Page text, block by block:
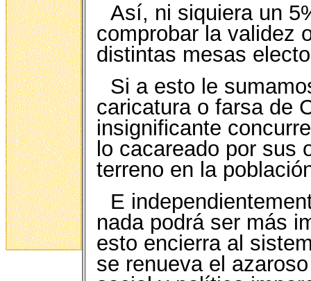
Así, ni siquiera un
comprobar la validez
distintas mesas
Si a esto le
caricatura o farsa de
insignificante
lo cacareado por sus
terreno en la
E
nada podrá ser más
esto encierra al
se renueva el